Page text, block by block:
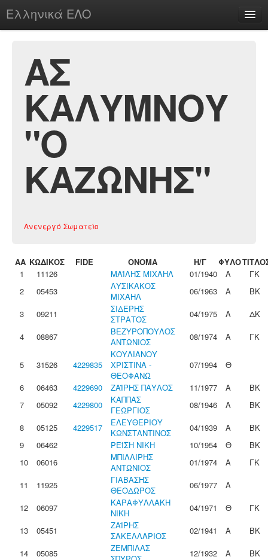
Ελληνικά ΕΛΟ
chesstu.be @ discord
Login
ΑΣ
ΚΑΛΥΜΝΟΥ
"Ο
ΚΑΖΩΝΗΣ"
Ανενεργό Σωματείο
ΑΑ ΚΩΔΙΚΟΣ FIDE ΟΝΟΜΑ Η/Γ ΦΥΛΟ
1
11126 ΜΑΪΛΗΣ ΜΙΧΑΗΛ 01/1940 Α
ΓΚ
2
05453
ΛΥΣΙΚΑΚΟΣ
ΜΙΧΑΗΛ
06/1963 Α
ΒΚ
3
09211
ΣΙΔΕΡΗΣ
ΣΤΡΑΤΟΣ
04/1975 Α
ΔΚ
4
08867
ΒΕΖΥΡΟΠΟΥΛΟΣ
ΑΝΤΩΝΙΟΣ
08/1974 Α ΓΚ
5 31526 4229835
ΚΟΥΛΙΑΝΟΥ
ΧΡΙΣΤΙΝΑ -
ΘΕΟΦΑΝΩ
07/1994
Θ
6
06463 4229690 ΖΑΪΡΗΣ ΠΑΥΛΟΣ 11/1977 Α
ΒΚ
7
05092 4229800
ΚΑΠΠΑΣ
ΓΕΩΡΓΙΟΣ
08/1946 Α
ΒΚ
8
05125 4229517
ΕΛΕΥΘΕΡΙΟΥ
ΚΩΝΣΤΑΝΤΙΝΟΣ
04/1939 Α
ΒΚ
9
06462 ΡΕΪΣΗ ΝΙΚΗ 10/1954 Θ
ΒΚ
10
06016
ΜΠΙΛΛΙΡΗΣ
ΑΝΤΩΝΙΟΣ
01/1974 Α
ΓΚ
11
11925
ΓΙΑΒΑΣΗΣ
ΘΕΟΔΩΡΟΣ
06/1977
Α
12
06097
ΚΑΡΑΦΥΛΛΑΚΗ
ΝΙΚΗ
04/1971 Θ
ΓΚ
13
05451
ΖΑΪΡΗΣ
ΣΑΚΕΛΛΑΡΙΟΣ
02/1941 Α
ΒΚ
14
05085
ΖΕΜΠΙΛΑΣ
12/1932 Α
ΒΚ